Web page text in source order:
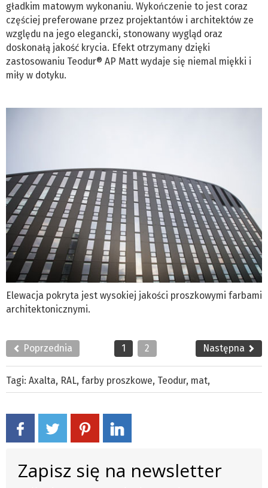
gładkim matowym wykonaniu. Wykończenie to jest coraz
częściej preferowane przez projektantów i architektów ze
względu na jego elegancki, stonowany wygląd oraz
doskonałą jakość krycia. Efekt otrzymany dzięki
zastosowaniu Teodur® AP Matt wydaje się niemal miękki i
miły w dotyku.
Elewacja pokryta jest wysokiej jakości proszkowymi farbami
architektonicznymi.
Poprzednia 1 2 Następna
Tagi: Axalta, RAL, farby proszkowe, Teodur, mat,
Zapisz się na newsletter